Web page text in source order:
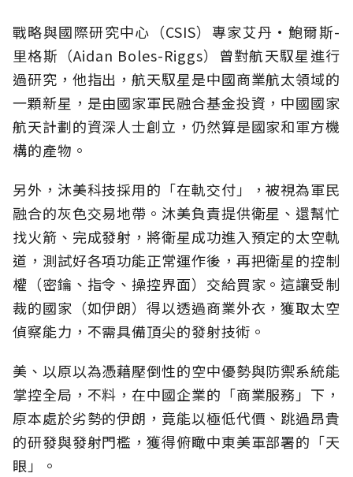
戰略與國際研究中心（CSIS）專家艾丹·鮑爾斯-
里格斯（Aidan Boles-Riggs）曾對航天馭星進行
過研究，他指出，航天馭星是中國商業航太領域的
一顆新星，是由國家軍民融合基金投資，中國國家
航天計劃的資深人士創立，仍然算是國家和軍方機
構的產物。
另外，沐美科技採用的「在軌交付」，被視為軍民
融合的灰色交易地帶。沐美負責提供衛星、還幫忙
找火箭、完成發射，將衛星成功進入預定的太空軌
道，測試好各項功能正常運作後，再把衛星的控制
權（密鑰、指令、操控界面）交給買家。這讓受制
裁的國家（如伊朗）得以透過商業外衣，獲取太空
偵察能力，不需具備頂尖的發射技術。
美、以原以為憑藉壓倒性的空中優勢與防禦系統能
掌控全局，不料，在中國企業的「商業服務」下，
原本處於劣勢的伊朗，竟能以極低代價、跳過昂貴
的研發與發射門檻，獲得俯瞰中東美軍部署的「天
眼」。